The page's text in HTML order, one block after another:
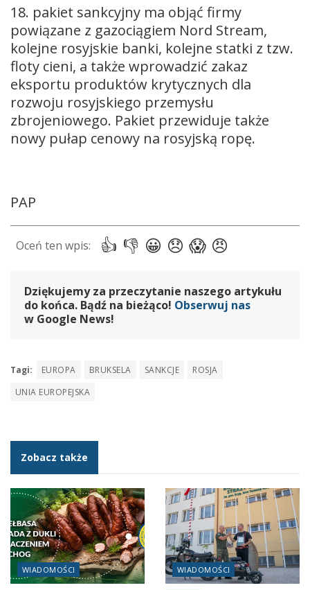
18. pakiet sankcyjny ma objąć firmy
powiązane z gazociągiem Nord Stream,
kolejne rosyjskie banki, kolejne statki z tzw.
floty cieni, a także wprowadzić zakaz
eksportu produktów krytycznych dla
rozwoju rosyjskiego przemysłu
zbrojeniowego. Pakiet przewiduje także
nowy pułap cenowy na rosyjską ropę.
PAP
Dziękujemy za przeczytanie naszego artykułu
do końca. Bądź na bieżąco! Obserwuj nas
w Google News!
Tagi: EUROPA BRUKSELA SANKCJE
ROSJA
UNIA EUROPEJSKA
Zobacz także
WIADOMOŚCI WIADOMOŚCI